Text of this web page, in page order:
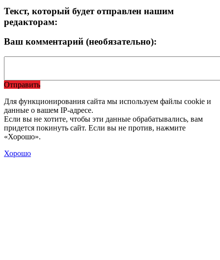
Текст, который будет отправлен нашим
редакторам:
Ваш комментарий (необязательно):
Отправить
Для функционирования сайта мы используем файлы cookie и
данные о вашем IP-адресе.
Если вы не хотите, чтобы эти данные обрабатывались, вам
придется покинуть сайт. Если вы не против, нажмите
«Хорошо».
Хорошо